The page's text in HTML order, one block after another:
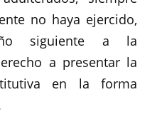
no haya ejercido,
siguiente a la
a presentar la
en la forma